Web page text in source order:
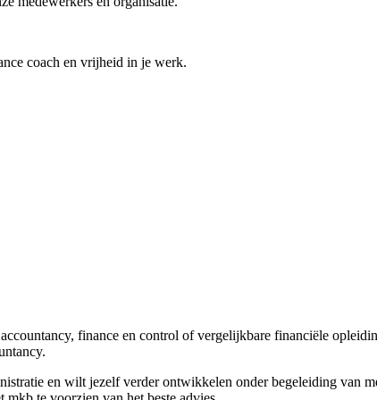
coach en vrijheid in je werk.
finance en control of vergelijkbare financiële
en wilt jezelf verder ontwikkelen onder begeleiding van